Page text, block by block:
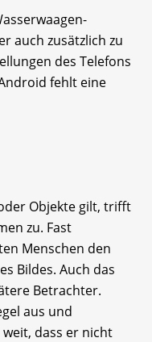
auch zusätzlich zu
des Telefons
fehlt eine
Objekte gilt, trifft
zu. Fast
Menschen den
Bildes. Auch das
Betrachter.
aus und
dass er nicht